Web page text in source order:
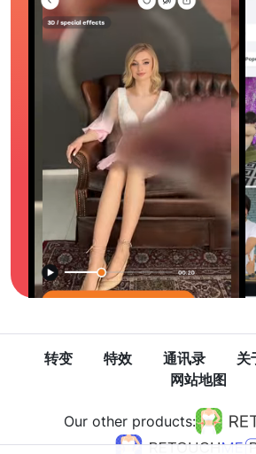
转变 特效 通讯录 关
网站地图
Our other products: